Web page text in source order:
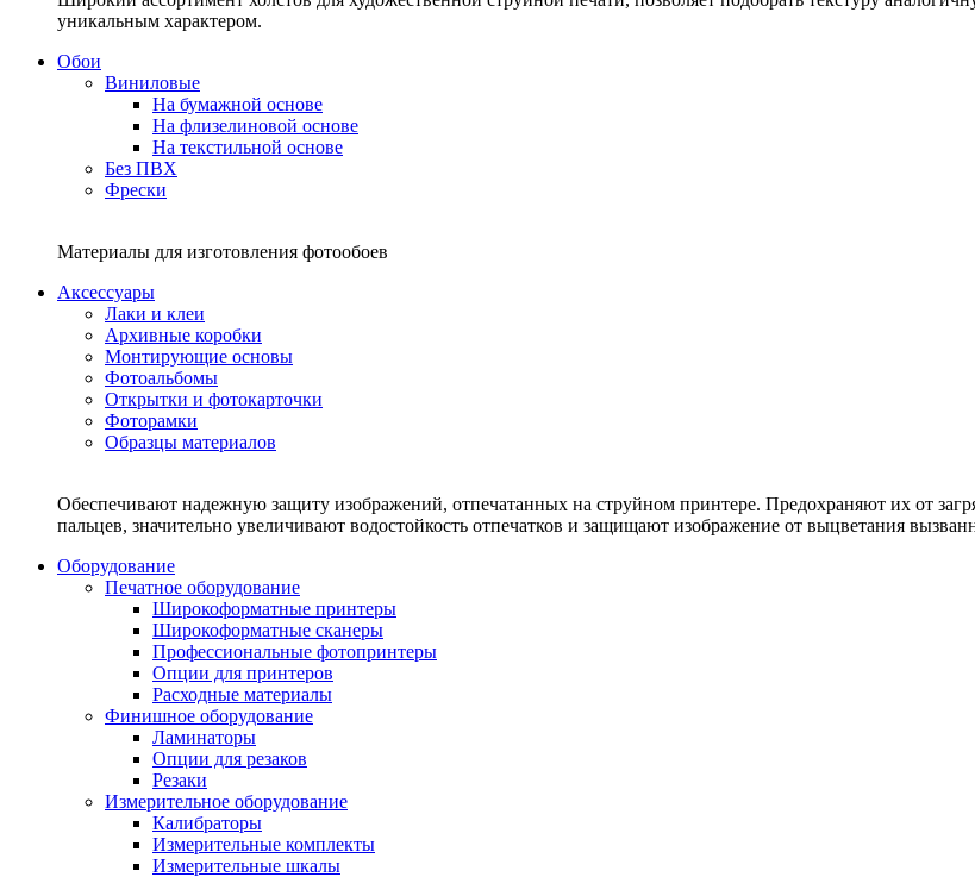
уникальным характером.
Обои
Виниловые
На бумажной основе
На флизелиновой основе
На текстильной основе
Без ПВХ
Фрески
Материалы для изготовления фотообоев
Аксессуары
Лаки и клеи
Архивные коробки
Монтирующие основы
Фотоальбомы
Открытки и фотокарточки
Фоторамки
Образцы материалов
Обеспечивают надежную защиту изображений, отпечатанных на струйном принтере. Предохраняют их от
пальцев, значительно увеличивают водостойкость отпечатков и защищают изображение от выцветания
Оборудование
Печатное оборудование
Широкоформатные принтеры
Широкоформатные сканеры
Профессиональные фотопринтеры
Опции для принтеров
Расходные материалы
Финишное оборудование
Ламинаторы
Опции для резаков
Резаки
Измерительное оборудование
Калибраторы
Измерительные комплекты
Измерительные шкалы